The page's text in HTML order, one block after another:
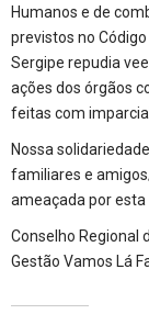
Humanos e de
previstos no
Sergipe repudia
ações dos órgãos
feitas com
Nossa
familiares e
ameaçada por
Conselho Regional
Gestão Vamos Lá